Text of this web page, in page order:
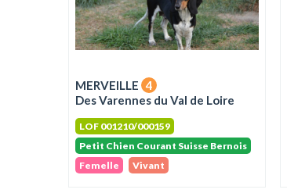
MERVEILLE 4
Des Varennes du Val de Loire
LOF 001210/000159
Petit Chien Courant Suisse Bernois
Femelle
Vivant